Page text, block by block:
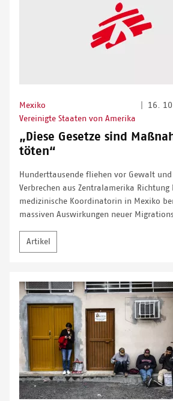
Mexiko
Vereinigte Staaten von Amerika
16.
„Diese Gesetze sind
töten“
Hunderttausende fliehen vor Gewalt
Verbrechen aus Zentralamerika Richtung
medizinische Koordinatorin in Mexiko
massiven Auswirkungen neuer
Artikel